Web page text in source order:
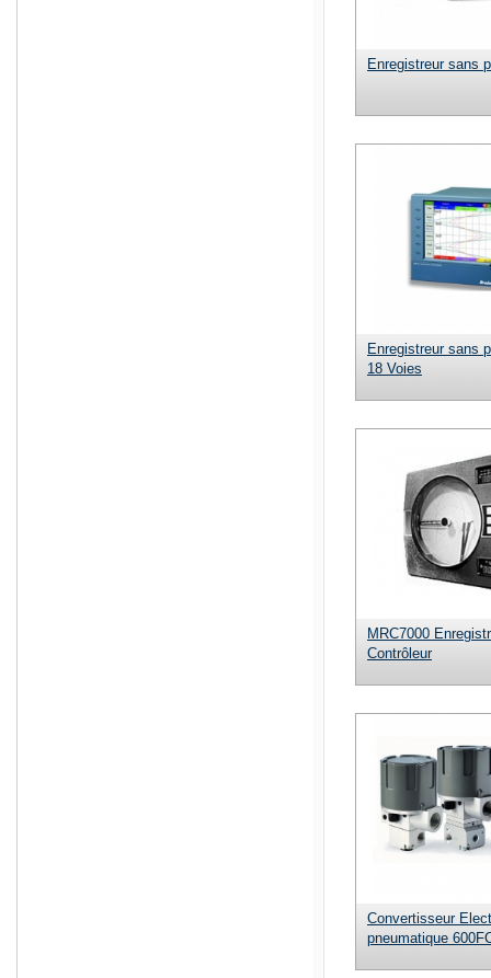
Enregistreur sans
Enregistreur sans
18 Voies
MRC7000
Contrôleur
Convertisseur
pneumatique